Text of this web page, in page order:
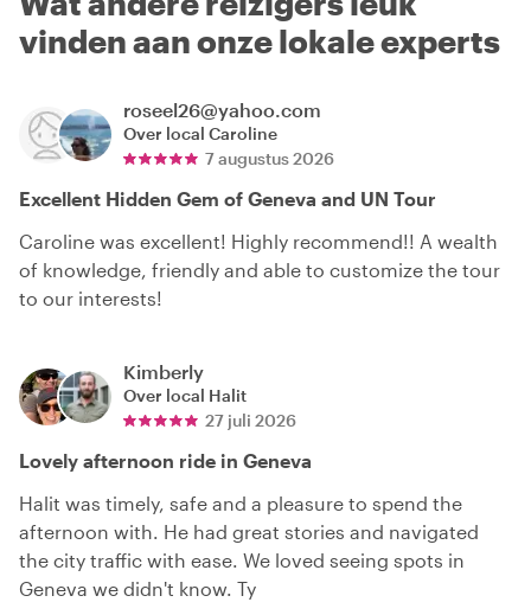
vinden aan onze lokale experts
roseel26@yahoo.com
Over local Caroline
7 augustus 2026
Excellent Hidden Gem of Geneva and UN Tour
Caroline was excellent! Highly recommend!! A wealth
of knowledge, friendly and able to customize the tour
to our interests!
Kimberly
Over local Halit
27 juli 2026
Lovely afternoon ride in Geneva
Halit was timely, safe and a pleasure to spend the
afternoon with. He had great stories and navigated
the city traffic with ease. We loved seeing spots in
Geneva we didn't know. Ty